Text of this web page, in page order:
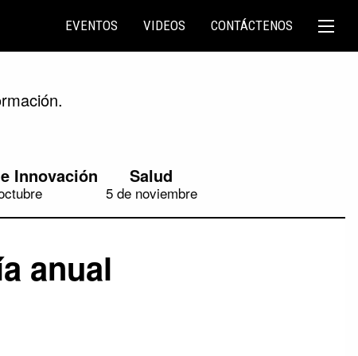
EVENTOS VIDEOS CONTÁCTENOS
Innovación Salud
5 de noviembre
anual